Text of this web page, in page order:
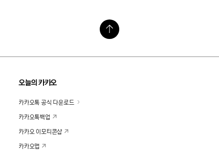
오늘의 카카오
카카오톡 공식 다운로드
카카오톡백업
카카오 이모티콘샵
카카오맵